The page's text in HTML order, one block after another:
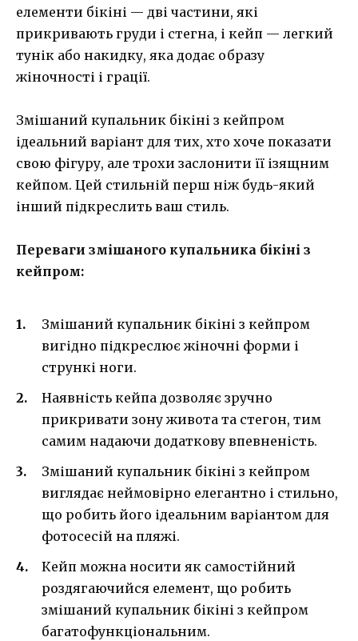
елементи бікіні — дві частини, які
прикривають груди і стегна, і кейп — легкий
тунік або накидку, яка додає образу
жіночності і грації.
Змішаний купальник бікіні з кейпром
ідеальний варіант для тих, хто хоче показати
свою фігуру, але трохи заслонити її ізящним
кейпом. Цей стильній перш ніж будь-який
інший підкреслить ваш стиль.
Переваги змішаного купальника бікіні з
кейпром:
Змішаний купальник бікіні з кейпром
вигідно підкреслює жіночні форми і
стрункі ноги.
Наявність кейпа дозволяє зручно
прикривати зону живота та стегон, тим
самим надаючи додаткову впевненість.
Змішаний купальник бікіні з кейпром
виглядає неймовірно елегантно і стильно,
що робить його ідеальним варіантом для
фотосесій на пляжі.
Кейп можна носити як самостійний
роздягаючийся елемент, що робить
змішаний купальник бікіні з кейпром
багатофункціональним.